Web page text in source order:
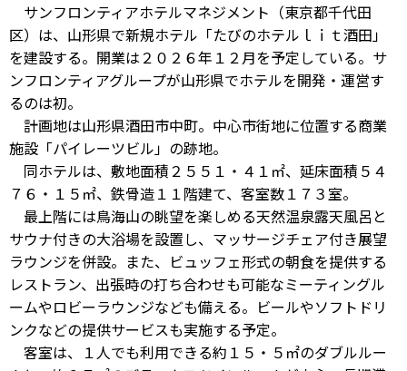
サンフロンティアホテルマネジメント（東京都千代田
区）は、山形県で新規ホテル「たびのホテルｌｉｔ酒田」
を建設する。開業は２０２６年１２月を予定している。サ
ンフロンティアグループが山形県でホテルを開発・運営す
るのは初。
計画地は山形県酒田市中町。中心市街地に位置する商業
施設「パイレーツビル」の跡地。
同ホテルは、敷地面積２５５１・４１㎡、延床面積５４
７６・１５㎡、鉄骨造１１階建て、客室数１７３室。
最上階には鳥海山の眺望を楽しめる天然温泉露天風呂と
サウナ付きの大浴場を設置し、マッサージチェア付き展望
ラウンジを併設。また、ビュッフェ形式の朝食を提供する
レストラン、出張時の打ち合わせも可能なミーティングル
ームやロビーラウンジなども備える。ビールやソフトドリ
ンクなどの提供サービスも実施する予定。
客室は、１人でも利用できる約１５・５㎡のダブルルー